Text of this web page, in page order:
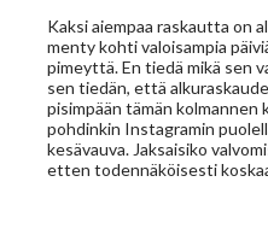
Kaksi aiempaa raskautta on
menty kohti valoisampia
pimeyttä. En tiedä mikä sen
sen tiedän, että
pisimpään tämän kolmannen
pohdinkin Instagramin
kesävauva. Jaksaisiko
etten todennäköisesti